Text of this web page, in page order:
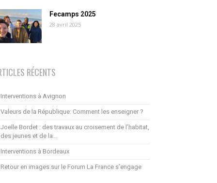
Fecamps 2025
28 avril 2025
RÉCENTS
Interventions à Avignon
Valeurs de la République: Comment les enseigner ?
Joelle Bordet : des travaux au croisement de l’habitat,
des jeunes et de la...
Interventions à Bordeaux
Retour en images sur le Forum La France s’engage